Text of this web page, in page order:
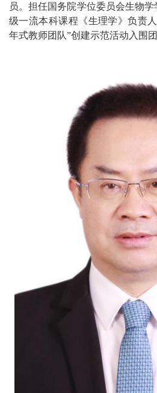
员。担任国务院学位委员会生物
级一流本科课程《生理学》负责
年式教师团队”创建示范活动入围团